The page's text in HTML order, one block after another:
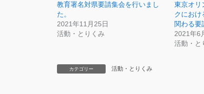
教育署名対県要請集会を行いまし
た。
2021年11月25日
活動・とりくみ
東京オリ
クにおけ
関わる要
2021年6
活動・と
カテゴリー 活動・とりくみ